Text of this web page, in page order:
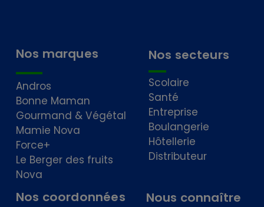
Nos marques
Andros
Bonne Maman
Gourmand & Végétal
Mamie Nova
Force+
Le Berger des fruits
Nova
Nos secteurs
Scolaire
Santé
Entreprise
Boulangerie
Hôtellerie
Distributeur
Nos coordonnées Nous connaître